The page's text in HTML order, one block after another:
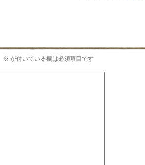
※ が付いている欄は必須項目です